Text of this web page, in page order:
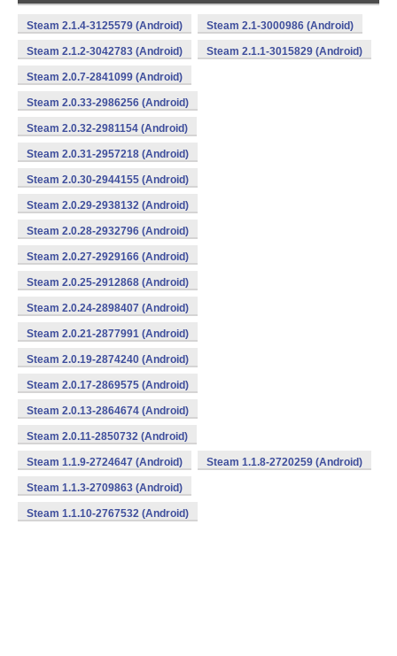
Steam 2.1.4-3125579 (Android) Steam 2.1-3000986 (Android)
Steam 2.1.2-3042783 (Android) Steam 2.1.1-3015829 (Android)
Steam 2.0.7-2841099 (Android)
Steam 2.0.33-2986256 (Android)
Steam 2.0.32-2981154 (Android)
Steam 2.0.31-2957218 (Android)
Steam 2.0.30-2944155 (Android)
Steam 2.0.29-2938132 (Android)
Steam 2.0.28-2932796 (Android)
Steam 2.0.27-2929166 (Android)
Steam 2.0.25-2912868 (Android)
Steam 2.0.24-2898407 (Android)
Steam 2.0.21-2877991 (Android)
Steam 2.0.19-2874240 (Android)
Steam 2.0.17-2869575 (Android)
Steam 2.0.13-2864674 (Android)
Steam 2.0.11-2850732 (Android)
Steam 1.1.9-2724647 (Android) Steam 1.1.8-2720259 (Android)
Steam 1.1.3-2709863 (Android)
Steam 1.1.10-2767532 (Android)